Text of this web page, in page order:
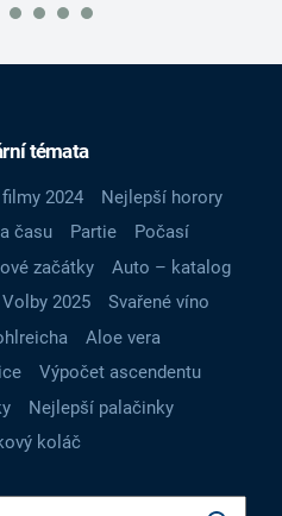
témata
2024
Nejlepší horory
času Partie
Počasí
začátky
Auto – katalog
Volby 2025
Svařené víno
Aloe vera
Výpočet ascendentu
Nejlepší palačinky
koláč